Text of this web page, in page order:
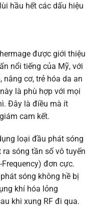
hầu hết các dấu hiệu
được giới thiệu
nổi tiếng của Mỹ, với
cơ, trẻ hóa da an
là phù hợp với mọi
Đây là điều mà ít
cam kết.
loại đầu phát sóng
sóng tần số vô tuyến
đơn cực.
sóng không hề bị
khí hóa lỏng
khi xung RF đi qua.